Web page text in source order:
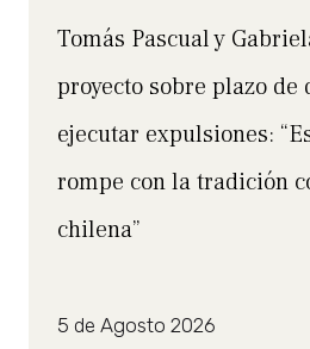
Tomás Pascual y
proyecto sobre plazo de
ejecutar expulsiones:
rompe con la tradición
chilena”
5 de Agosto 2026